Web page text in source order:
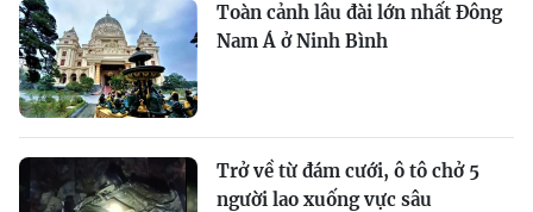
Toàn cảnh lâu đài lớn nhất Đông
Nam Á ở Ninh Bình
Trở về từ đám cưới, ô tô chở 5
người lao xuống vực sâu